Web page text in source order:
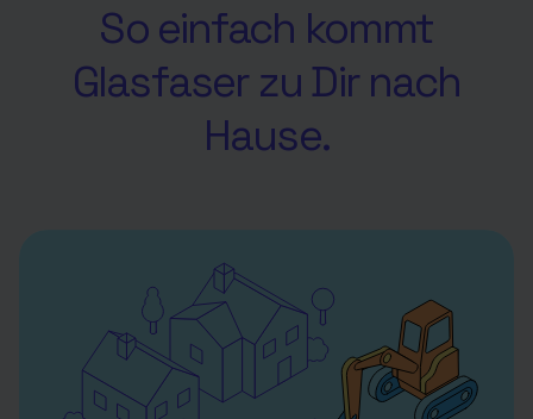
So einfach kommt
Glasfaser zu Dir nach
Hause.